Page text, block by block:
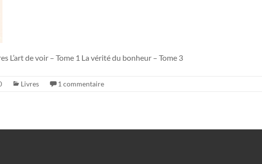
L’art de voir – Tome 1 La vérité du bonheur – Tome 3
Livres 1 commentaire